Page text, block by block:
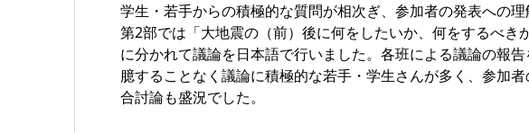
学生・若手からの積極的な質問が相次ぎ、参加者の発表への理
第2部では「大地震の（前）後に何をしたいか、何をするべき
に分かれて議論を日本語で行いました。各班による議論の報告
臆することなく議論に積極的な若手・学生さんが多く、参加
合討論も盛況でした。